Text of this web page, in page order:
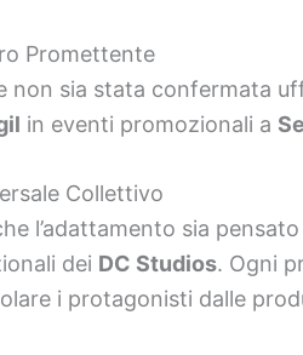
Promettente
non sia stata confermata
in eventi promozionali a
Collettivo
l’adattamento sia
dei DC Studios. Ogni
i protagonisti dalle